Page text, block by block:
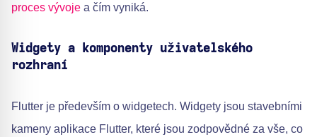
proces vývoje a čím vyniká.
Widgety a komponenty uživatelského
rozhraní
Flutter je především o widgetech. Widgety jsou stavebními
kameny aplikace Flutter, které jsou zodpovědné za vše, co